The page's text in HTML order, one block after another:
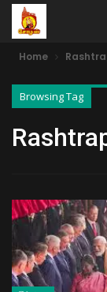
Home
Browsing Tag